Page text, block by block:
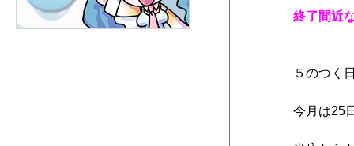
終了間近
５のつく
今月は25